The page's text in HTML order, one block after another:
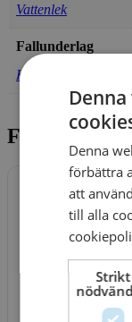
Vattenlek
Fallunderlag
Krävs inte
Filer för
VO-
VO
R-
1331
DW
Denna
förbättra
att
till alla
Strikt